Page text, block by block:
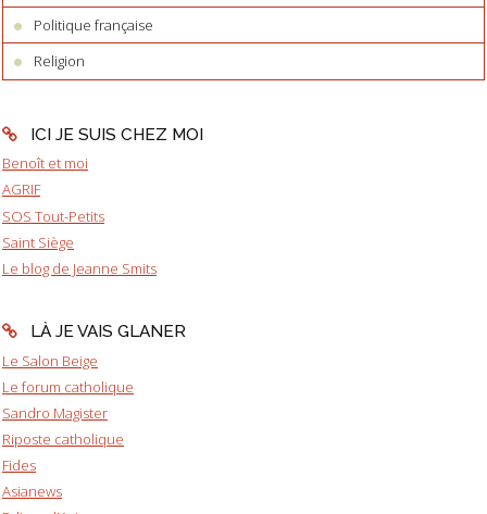
Politique française
Religion
ICI JE SUIS CHEZ MOI
Benoît et moi
AGRIF
SOS Tout-Petits
Saint Siège
Le blog de Jeanne Smits
LÀ JE VAIS GLANER
Le Salon Beige
Le forum catholique
Sandro Magister
Riposte catholique
Fides
Asianews